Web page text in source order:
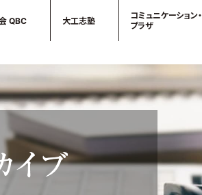
QBC 大工志塾
コミュニケーション・
プラザ
優良工務店の会QBC事例集